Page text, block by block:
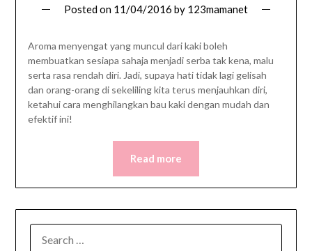
Posted on 11/04/2016 by 123mamanet
Aroma menyengat yang muncul dari kaki boleh
membuatkan sesiapa sahaja menjadi serba tak kena, malu
serta rasa rendah diri. Jadi, supaya hati tidak lagi gelisah
dan orang-orang di sekeliling kita terus menjauhkan diri,
ketahui cara menghilangkan bau kaki dengan mudah dan
efektif ini!
Read more
FOR: